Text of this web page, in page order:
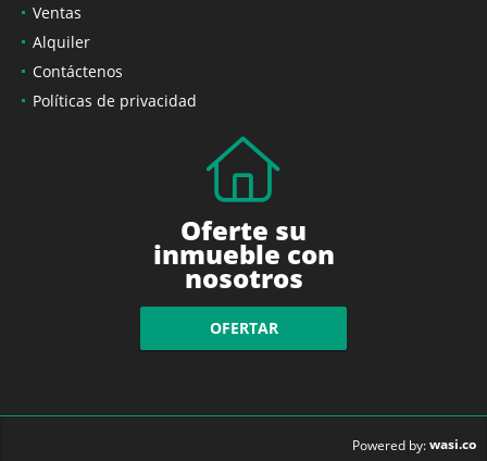
Ventas
Alquiler
Contáctenos
Políticas de privacidad
Oferte su
inmueble con
nosotros
OFERTAR
Powered by:wasi.co